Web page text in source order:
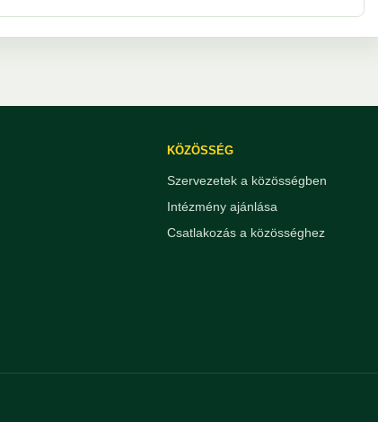
KÖZÖSSÉG
Szervezetek a közösségben
Intézmény ajánlása
Csatlakozás a közösséghez